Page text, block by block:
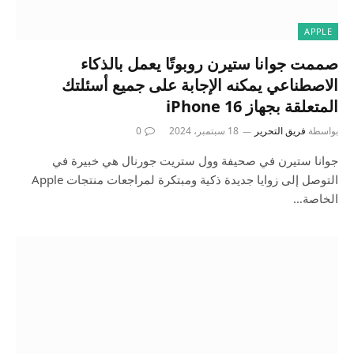
APPLE
صممت جوانا ستيرن روبوتًا يعمل بالذكاء
الاصطناعي يمكنه الإجابة على جميع أسئلتك
المتعلقة بجهاز iPhone 16
بواسطة فريق التحرير 18 سبتمبر، 2024 0
جوانا ستيرن في صحيفة وول ستريت جورنال هي خبيرة في
التوصل إلى زوايا جديدة ذكية ومبتكرة لمراجعات منتجات Apple
الخاصة…